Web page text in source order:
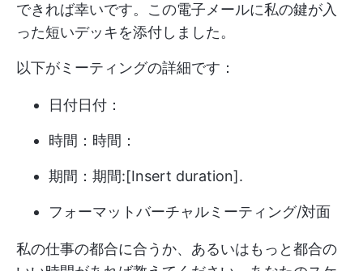
できれば幸いです。この電子メールに私の鍵が入
った短いデッキを添付しました。
以下がミーティングの詳細です：
日付日付：
時間：時間：
期間：期間:[Insert duration].
フォーマットバーチャルミーティング/対面
私の仕事の都合に合うか、あるいはもっと都合の